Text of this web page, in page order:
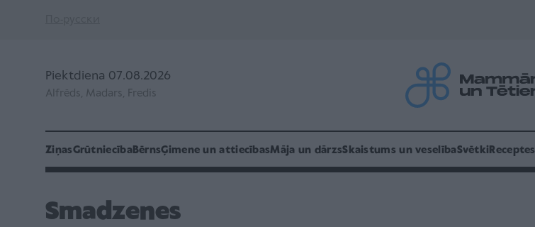
Piektdiena 07.08.2026
Alfrēds, Madars, Fredis
ZiņasGrūtniecībaBērnsĢimene un attiecībasMāja un dārzsSkaistums un veselībaSvētki Receptes
Smadzenes